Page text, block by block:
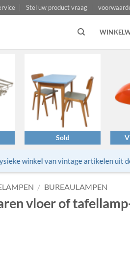
Stel uw product vraag
Sold
winkel van vintage artikelen uit de
/ BUREAULAMPEN
vloer of